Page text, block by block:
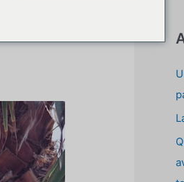
h
r
c
h
e
z